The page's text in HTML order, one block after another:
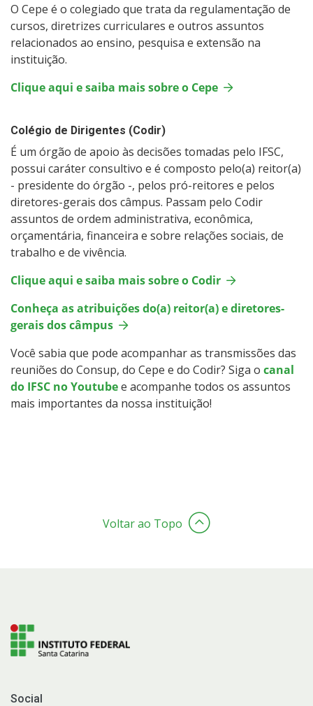
O Cepe é o colegiado que trata da regulamentação de
cursos, diretrizes curriculares e outros assuntos
relacionados ao ensino, pesquisa e extensão na
instituição.
Clique aqui e saiba mais sobre o Cepe
Colégio de Dirigentes (Codir)
É um órgão de apoio às decisões tomadas pelo IFSC,
possui caráter consultivo e é composto pelo(a) reitor(a)
- presidente do órgão -, pelos pró-reitores e pelos
diretores-gerais dos câmpus. Passam pelo Codir
assuntos de ordem administrativa, econômica,
orçamentária, financeira e sobre relações sociais, de
trabalho e de vivência.
Clique aqui e saiba mais sobre o Codir
Conheça as atribuições do(a) reitor(a) e diretores-
gerais dos câmpus
Você sabia que pode acompanhar as transmissões das
reuniões do Consup, do Cepe e do Codir? Siga o canal
do IFSC no Youtubee acompanhe todos os assuntos
mais importantes da nossa instituição!
Voltar ao Topo
Social